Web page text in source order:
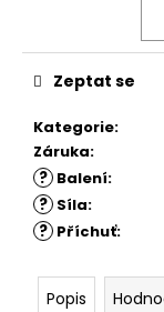
Kategorie:
Záruka:
? Balení:
? Síla:
? Příchuť:
Zeptat se
Popis